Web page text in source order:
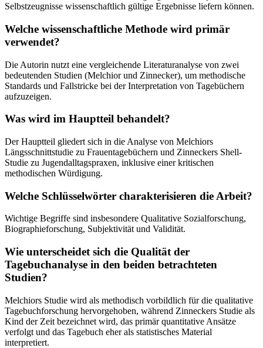
Selbstzeugnisse wissenschaftlich gültige Ergebnisse liefern können.
Welche wissenschaftliche Methode wird primär
verwendet?
Die Autorin nutzt eine vergleichende Literaturanalyse von zwei
bedeutenden Studien (Melchior und Zinnecker), um methodische
Standards und Fallstricke bei der Interpretation von Tagebüchern
aufzuzeigen.
Was wird im Hauptteil behandelt?
Der Hauptteil gliedert sich in die Analyse von Melchiors
Längsschnittstudie zu Frauentagebüchern und Zinneckers Shell-
Studie zu Jugendalltagspraxen, inklusive einer kritischen
methodischen Würdigung.
Welche Schlüsselwörter charakterisieren die Arbeit?
Wichtige Begriffe sind insbesondere Qualitative Sozialforschung,
Biographieforschung, Subjektivität und Validität.
Wie unterscheidet sich die Qualität der
Tagebuchanalyse in den beiden betrachteten
Studien?
Melchiors Studie wird als methodisch vorbildlich für die qualitative
Tagebuchforschung hervorgehoben, während Zinneckers Studie als
Kind der Zeit bezeichnet wird, das primär quantitative Ansätze
verfolgt und das Tagebuch eher als statistisches Material
interpretiert.